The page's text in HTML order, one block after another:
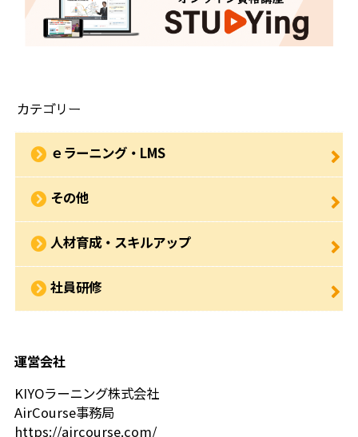
カテゴリー
ｅラーニング・LMS
その他
人材育成・スキルアップ
社員研修
運営会社
KIYOラーニング株式会社
AirCourse事務局
https://aircourse.com/